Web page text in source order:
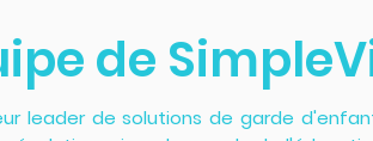
de
leader de solutions de garde